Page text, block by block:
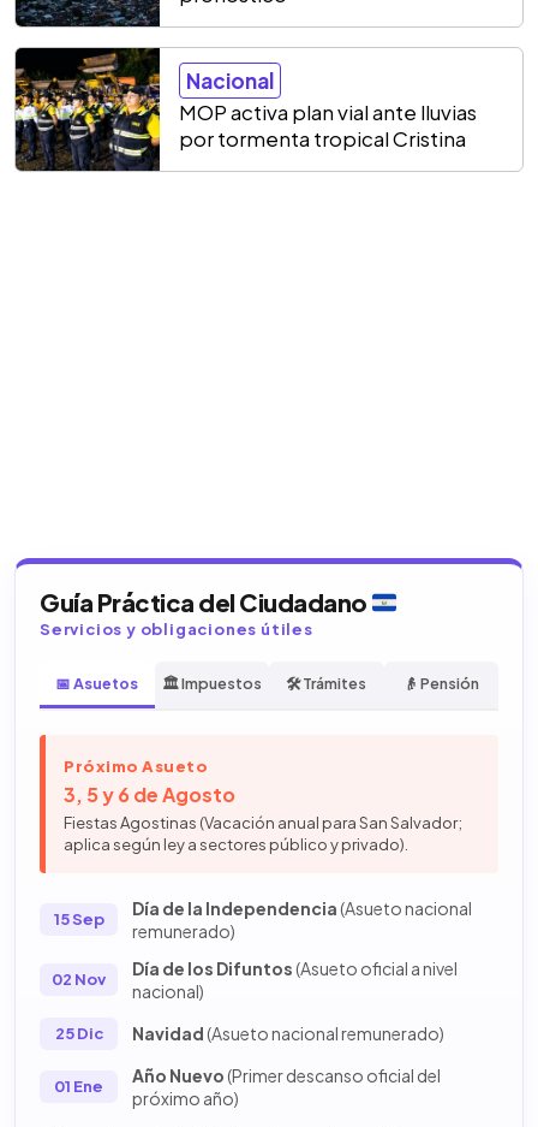
Nacional
MOP activa plan vial ante lluvias
por tormenta tropical Cristina
Guía Práctica del Ciudadano
Servicios y obligaciones útiles
📅 Asuetos 🏛️ Impuestos 🛠️ Trámites 👴 Pensión
Próximo Asueto
3, 5 y 6 de Agosto
Fiestas Agostinas (Vacación anual para San Salvador;
aplica según ley a sectores público y privado).
15 Sep
Día de la Independencia(Asueto nacional
remunerado)
02 Nov
Día de los Difuntos(Asueto oficial a nivel
nacional)
25 Dic Navidad(Asueto nacional remunerado)
01 Ene
Año Nuevo(Primer descanso oficial del
próximo año)